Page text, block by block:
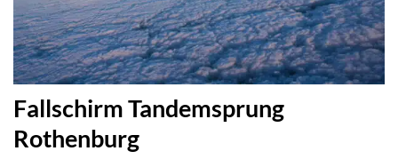
Fallschirm Tandemsprung
Rothenburg